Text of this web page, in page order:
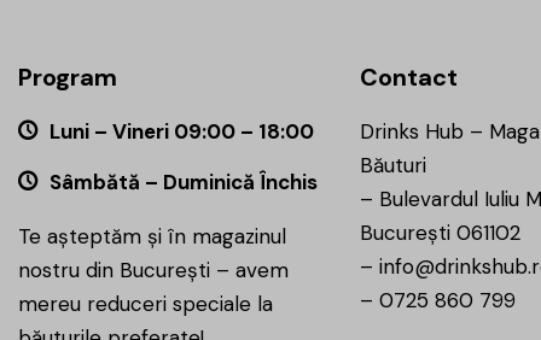
Program
Luni – Vineri 09:00 – 18:00
Sâmbătă – Duminică Închis
Te așteptăm și în magazinul
nostru din București – avem
mereu reduceri speciale la
Contact
Drinks Hub –
Băuturi
– Bulevardul Iuliu
București 061102
–
– 0725 860 799